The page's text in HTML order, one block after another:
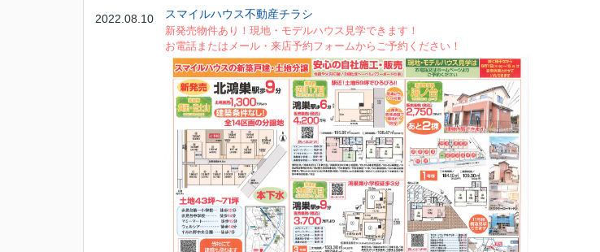
2022.08.10 スマイルハウス不動産チラシ
新発売物件あり！現地・モデルハウス見学できます！
お電話またはメール・来店予約フォームからご予約ください！